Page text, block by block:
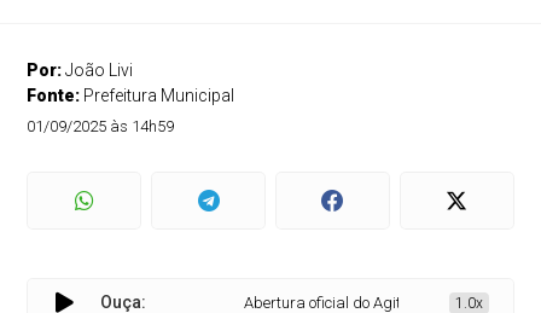
Por:João Livi
Fonte: Prefeitura Municipal
01/09/2025 às 14h59
Ouça: Abertura oficial do Agita Rondon 2025
1.0x